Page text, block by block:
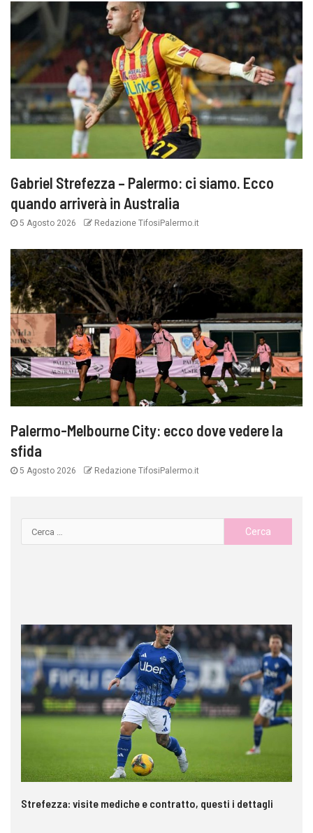
Gabriel Strefezza – Palermo: ci siamo. Ecco
quando arriverà in Australia
5 Agosto 2026 Redazione TifosiPalermo.it
Palermo-Melbourne City: ecco dove vedere la
sfida
5 Agosto 2026 Redazione TifosiPalermo.it
Strefezza: visite mediche e contratto, questi i dettagli